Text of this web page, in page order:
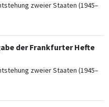
zweier Staaten (1945–
der Frankfurter Hefte
zweier Staaten (1945–